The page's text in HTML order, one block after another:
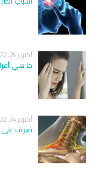
أكتوبر 26, 2022
ما هي
أكتوبر 24, 2022
تعرف